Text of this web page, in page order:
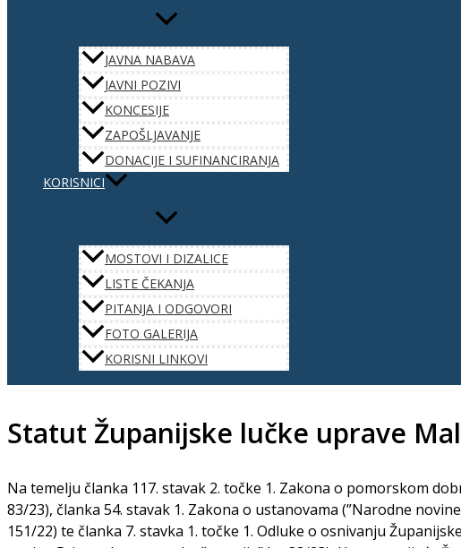
JAVNA NABAVA
JAVNI POZIVI
KONCESIJE
ZAPOŠLJAVANJE
DONACIJE I SUFINANCIRANJA
KORISNICI
MOSTOVI I DIZALICE
LISTE ČEKANJA
PITANJA I ODGOVORI
FOTO GALERIJA
KORISNI LINKOVI
Statut Županijske lučke uprave
Na temelju članka 117. stavak 2. točke 1. Zakona o pomorskom
83/23), članka 54. stavak 1. Zakona o ustanovama (”Narodne
151/22) te članka 7. stavka 1. točke 1. Odluke o osnivanju